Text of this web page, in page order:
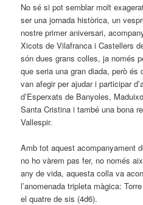
No sé si pot semblar molt
ser una jornada històrica, un
nostre primer aniversari,
Xicots de Vilafranca i Castellers
són dues grans colles, ja només
que seria una gran diada, però és
van afegir per ajudar i participar
d’Esperxats de Banyoles,
Santa Cristina i també una bona
Vallespir.
Amb tot aquest acompanyament
no ho vàrem pas fer, no només
any de vida, aquesta colla va
l’anomenada tripleta màgica:
el quatre de sis (4d6).